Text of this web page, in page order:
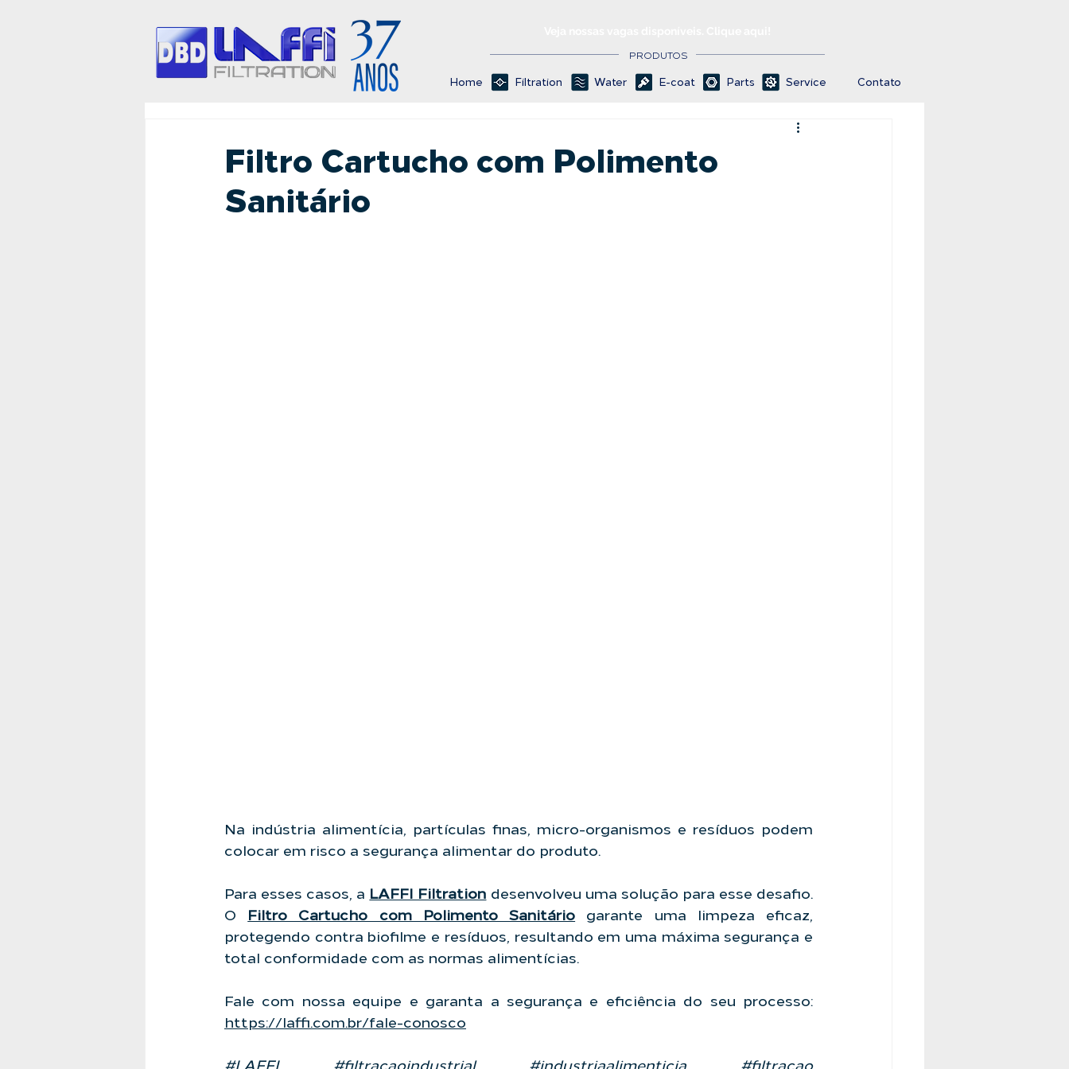
PRODUTOS
Home Filtration Water E-coat Parts Service Contato
Filtro Cartucho com Polimento
Sanitário
Na indústria alimentícia, partículas finas, micro-organismos e resíduos podem
colocar em risco a segurança alimentar do produto.
Para esses casos, a LAFFI Filtration desenvolveu uma solução para esse desafio.
O Filtro Cartucho com Polimento Sanitário garante uma limpeza eficaz,
protegendo contra biofilme e resíduos, resultando em uma máxima segurança e
total conformidade com as normas alimentícias.
https://laffi.com.br/fale-conosco
#LAFFI #filtracaoindustrial #industriaalimenticia #filtracao